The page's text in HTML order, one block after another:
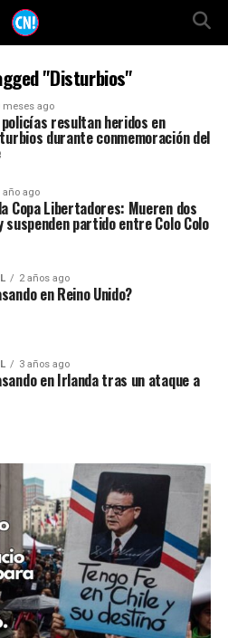
"Disturbios"
meses ago
resultan heridos en
durante conmemoración del
año ago
Copa Libertadores: Mueren dos
suspenden partido entre Colo Colo
2 años ago
en Reino Unido?
3 años ago
en Irlanda tras un ataque a